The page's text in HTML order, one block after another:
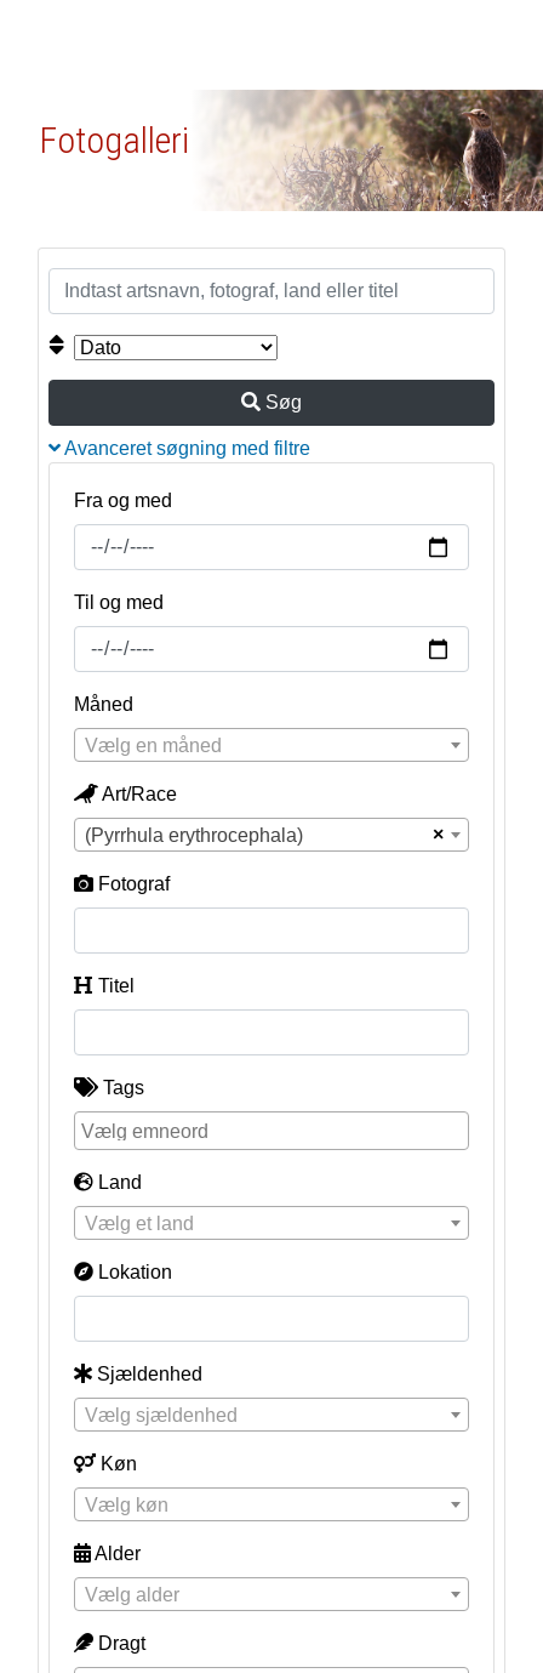
Fotogalleri
Søg
Avanceret søgning med filtre
Fra og med
Til og med
Måned
Vælg en måned
Art/Race
×
(Pyrrhula erythrocephala)
Fotograf
Titel
Tags
Land
Vælg et land
Lokation
Sjældenhed
Vælg sjældenhed
Køn
Vælg køn
Alder
Vælg alder
Dragt